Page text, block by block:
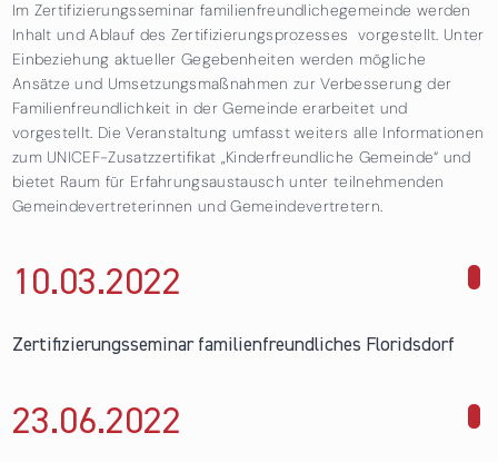
Im Zertifizierungsseminar familienfreundlichegemeinde werden
Inhalt und Ablauf des Zertifizierungsprozesses vorgestellt. Unter
Einbeziehung aktueller Gegebenheiten werden mögliche
Ansätze und Umsetzungsmaßnahmen zur Verbesserung der
Familienfreundlichkeit in der Gemeinde erarbeitet und
vorgestellt. Die Veranstaltung umfasst weiters alle Informationen
zum UNICEF-Zusatzzertifikat „Kinderfreundliche Gemeinde“ und
bietet Raum für Erfahrungsaustausch unter teilnehmenden
Gemeindevertreterinnen und Gemeindevertretern.
10.03.2022
Zertifizierungsseminar familienfreundliches Floridsdorf
23.06.2022